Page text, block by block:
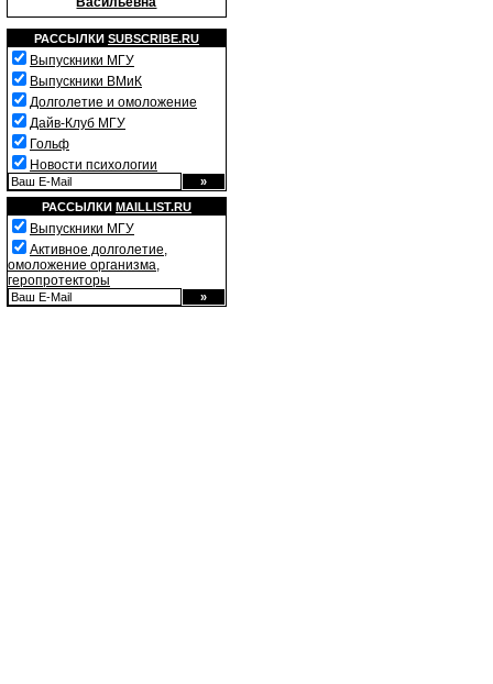
РАССЫЛКИ SUBSCRIBE.RU
Выпускники МГУ
Выпускники ВМиК
Долголетие и омоложение
Дайв-Клуб МГУ
Гольф
Новости психологии
РАССЫЛКИ MAILLIST.RU
Выпускники МГУ
Активное долголетие,
омоложение организма,
геропротекторы